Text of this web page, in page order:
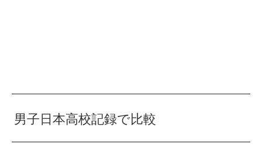
男子日本高校記録で比較